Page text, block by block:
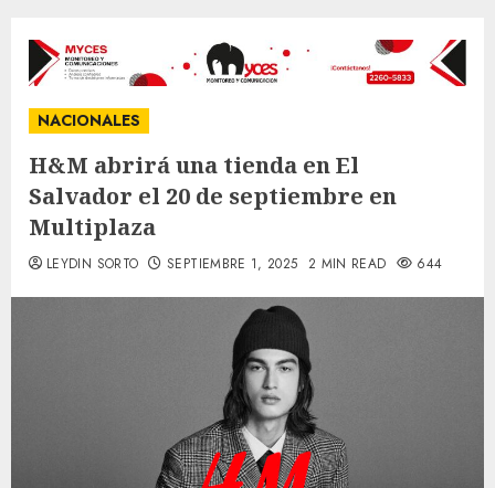
NACIONALES
H&M abrirá una tienda en El
Salvador el 20 de septiembre en
Multiplaza
LEYDIN SORTO SEPTIEMBRE 1, 2025 2 MIN READ 644